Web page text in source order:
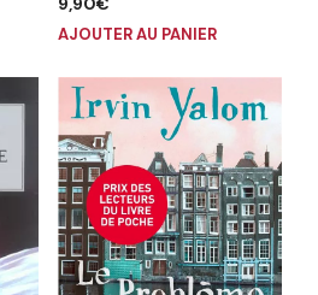
AJOUTER AU PANIER